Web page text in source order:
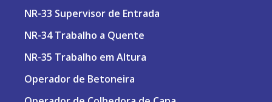
NR-33 Supervisor de Entrada
NR-34 Trabalho a Quente
NR-35 Trabalho em Altura
Operador de Betoneira